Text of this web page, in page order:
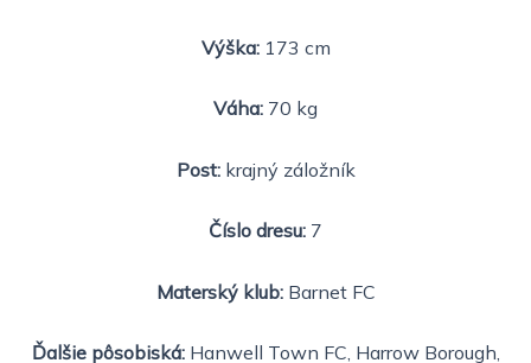
Výška:173 cm
Váha: 70 kg
Post:krajný záložník
Číslo dresu: 7
Materský klub:Barnet FC
Ďalšie pôsobiská:Hanwell Town FC, Harrow Borough,